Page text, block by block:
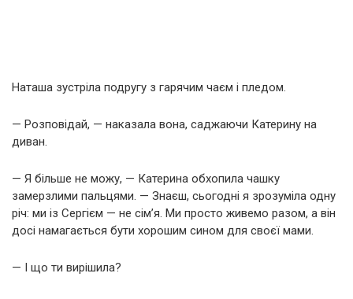
Наташа зустріла подругу з гарячим чаєм і пледом.
— Розповідай, — наказала вона, саджаючи Катерину на
диван.
— Я більше не можу, — Катерина обхопила чашку
замерзлими пальцями. — Знаєш, сьогодні я зрозуміла одну
річ: ми із Сергієм — не сім’я. Ми просто живемо разом, а він
досі намагається бути хорошим сином для своєї мами.
— І що ти вирішила?